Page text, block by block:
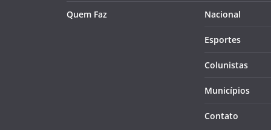
Quem Faz Nacional
Esportes
Colunistas
Municípios
Contato